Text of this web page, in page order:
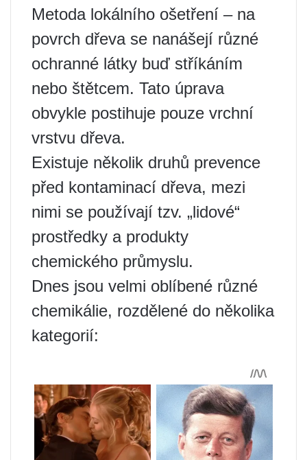
Metoda lokálního ošetření – na
povrch dřeva se nanášejí různé
ochranné látky buď stříkáním
nebo štětcem. Tato úprava
obvykle postihuje pouze vrchní
vrstvu dřeva.
Existuje několik druhů prevence
před kontaminací dřeva, mezi
nimi se používají tzv. „lidové“
prostředky a produkty
chemického průmyslu.
Dnes jsou velmi oblíbené různé
chemikálie, rozdělené do několika
kategorií: